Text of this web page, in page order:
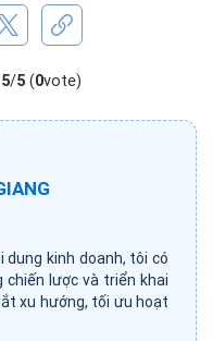
5/5 (0vote)
kinh doanh, tôi có
chiến lược và triển khai
xu hướng, tối ưu hoạt